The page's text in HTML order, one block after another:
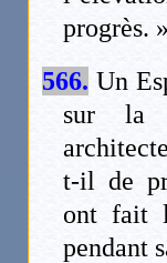
progrès. »
566. Un
sur la
t-il de
ont fait
pendant